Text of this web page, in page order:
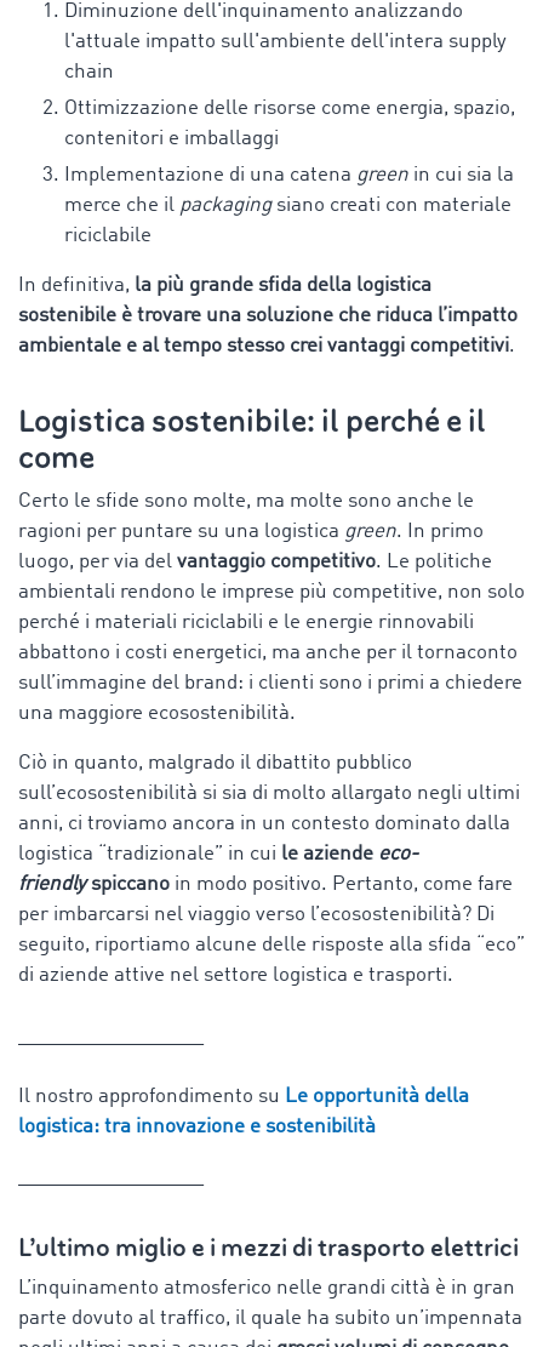
Diminuzione dell'inquinamento analizzando
l'attuale impatto sull'ambiente dell'intera supply
chain
Ottimizzazione delle risorse come energia, spazio,
contenitori e imballaggi
Implementazione di una catena green in cui sia la
merce che il packagingsiano creati con materiale
riciclabile
In definitiva, la più grande sfida della logistica
sostenibile è trovare una soluzione che riduca l’impatto
ambientale e al tempo stesso crei vantaggi competitivi.
Logistica sostenibile: il perché e il
come
Certo le sfide sono molte, ma molte sono anche le
ragioni per puntare su una logistica green. In primo
luogo, per via del vantaggio competitivo. Le politiche
ambientali rendono le imprese più competitive, non solo
perché i materiali riciclabili e le energie rinnovabili
abbattono i costi energetici, ma anche per il tornaconto
sull’immagine del brand: i clienti sono i primi a chiedere
una maggiore ecosostenibilità.
Ciò in quanto, malgrado il dibattito pubblico
sull’ecosostenibilità si sia di molto allargato negli ultimi
anni, ci troviamo ancora in un contesto dominato dalla
logistica “tradizionale” in cui le aziende eco-
friendlyspiccano in modo positivo. Pertanto, come fare
per imbarcarsi nel viaggio verso l’ecosostenibilità? Di
seguito, riportiamo alcune delle risposte alla sfida “eco”
di aziende attive nel settore logistica e trasporti.
Il nostro approfondimento su Le opportunità della
logistica: tra innovazione e sostenibilità
L’ultimo miglio e i mezzi di trasporto elettrici
L’inquinamento atmosferico nelle grandi città è in gran
parte dovuto al traffico, il quale ha subito un’impennata